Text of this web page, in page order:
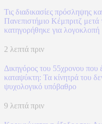
Τις διαδικασίες πρόσληψης
Πανεπιστήμιο Κέμπριτζ μετά
κατηγορήθηκε για λογοκλοπή
2 λεπτά πριν
Δικηγόρος του 55χρονου που
καταψύκτη: Τα κίνητρά του
ψυχολογικό υπόβαθρο
9 λεπτά πριν